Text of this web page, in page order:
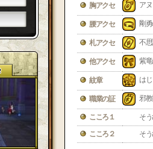
胸アクセ ア
腰アクセ 剛
札アクセ 不
他アクセ 紫
紋章 は
職業の証 邪
こころ１
そ
こころ２
そ